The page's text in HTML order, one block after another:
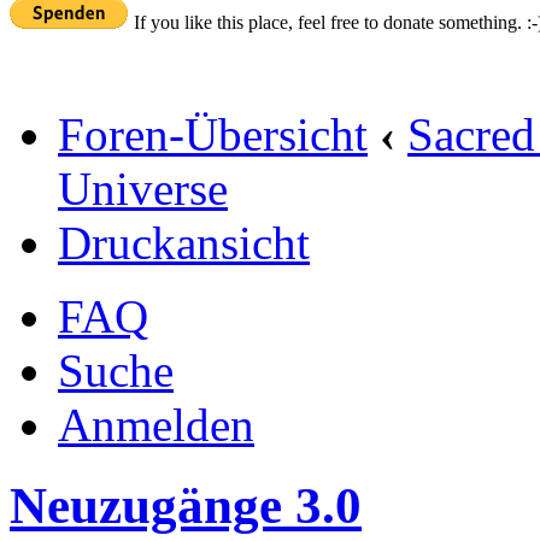
If you like this place, feel free to donate something.
Foren-Übersicht ‹
Universe
Druckansicht
FAQ
Suche
Anmelden
Neuzugänge 3.0